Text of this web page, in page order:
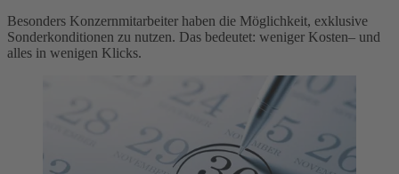
Besonders Konzernmitarbeiter haben die Möglichkeit, exklusive
Sonderkonditionen zu nutzen. Das bedeutet: weniger Kosten– und
alles in wenigen Klicks.